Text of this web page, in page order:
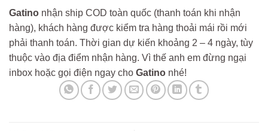
Gatino nhận ship COD toàn quốc (thanh toán khi nhận
hàng), khách hàng được kiểm tra hàng thoải mái rồi mới
phải thanh toán. Thời gian dự kiến khoảng 2 – 4 ngày, tùy
thuộc vào địa điểm nhận hàng. Vì thế anh em đừng ngại
inbox hoặc gọi điện ngay cho Gatino nhé!